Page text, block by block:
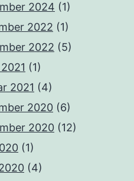
2024 (1)
2022 (1)
2022 (5)
(1)
2021 (4)
2020 (6)
2020 (12)
(1)
(4)